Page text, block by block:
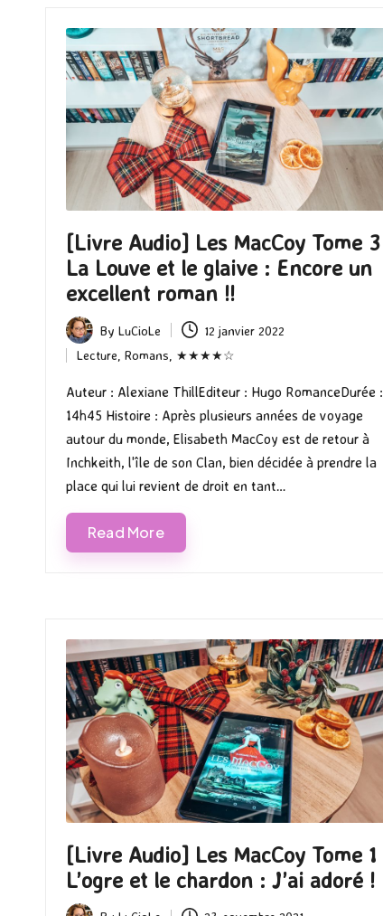
[Livre Audio] Les MacCoy Tome 3
La Louve et le glaive : Encore un
excellent roman !!
Posted
by
By LuCioLe 12 janvier 2022
Posted
in
Lecture Romans ★★★★☆
Auteur : Alexiane ThillEditeur : Hugo RomanceDurée :
14h45 Histoire : Après plusieurs années de voyage
autour du monde, Elisabeth MacCoy est de retour à
Inchkeith, l'île de son Clan, bien décidée à prendre la
place qui lui revient de droit en tant…
Read More
[Livre Audio] Les MacCoy Tome 1
L’ogre et le chardon : J’ai adoré !